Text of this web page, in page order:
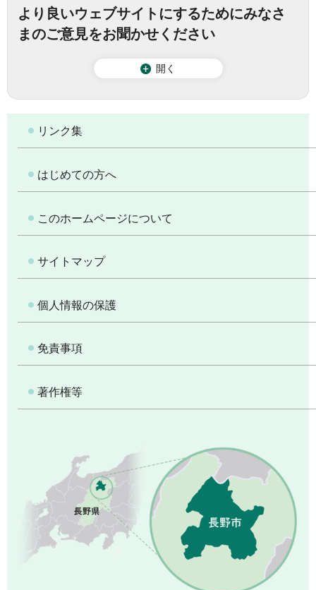
より良いウェブサイトにするためにみなさ
まのご意見をお聞かせください
開く
リンク集
はじめての方へ
このホームページについて
サイトマップ
個人情報の保護
免責事項
著作権等